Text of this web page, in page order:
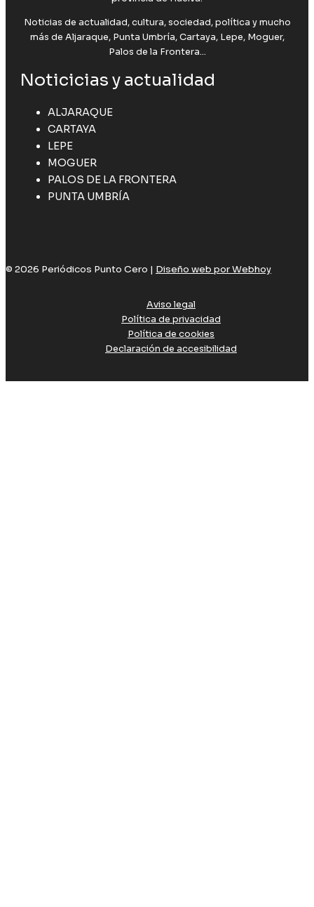
Noticias de actualidad, cultura, sociedad, política y mucho
más de Aljaraque, Punta Umbría, Cartaya, Lepe, Moguer,
Palos de la Frontera...
Noticicias y actualidad
ALJARAQUE
CARTAYA
LEPE
MOGUER
PALOS DE LA FRONTERA
PUNTA UMBRÍA
© 2026 Periódicos Punto Cero | Diseño web por Webhoy
Aviso legal
Política de privacidad
Política de cookies
Declaración de accesibilidad